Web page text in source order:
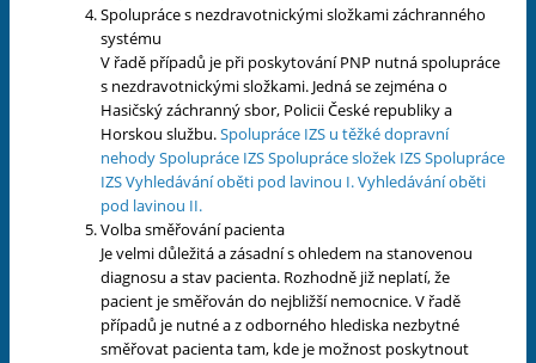
Spolupráce s nezdravotnickými složkami záchranného
systému
V řadě případů je při poskytování PNP nutná spolupráce
s nezdravotnickými složkami. Jedná se zejména o
Hasičský záchranný sbor, Policii České republiky a
Horskou službu.Spolupráce IZS u těžké dopravní
nehodySpolupráce IZSSpolupráce složek IZSSpolupráce
IZSVyhledávání oběti pod lavinou I.Vyhledávání oběti
pod lavinou II.
Volba směřování pacienta
Je velmi důležitá a zásadní s ohledem na stanovenou
diagnosu a stav pacienta. Rozhodně již neplatí, že
pacient je směřován do nejbližší nemocnice. V řadě
případů je nutné a z odborného hlediska nezbytné
směřovat pacienta tam, kde je možnost poskytnout